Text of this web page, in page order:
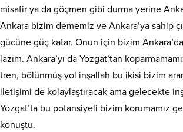
misafir ya da göçmen gibi durma yerine
Ankara bizim dememiz ve Ankara’ya sahip
gücüne güç katar. Onun için bizim
lazım. Ankara’yı da Yozgat’tan
tren, bölünmüş yol inşallah bu ikisi bizim
iletişimi de kolaylaştıracak ama gelecekte
Yozgat’ta bu potansiyeli bizim korumamız
konuştu.